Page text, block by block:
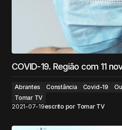
COVID-19. Região com 11
Abrantes Constância Covid-19
Tomar TV
2021-07-19escrito por Tomar TV